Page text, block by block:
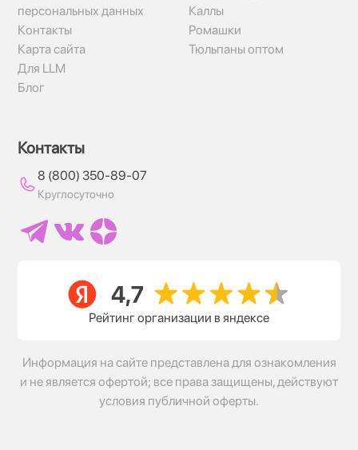
персональных данных
Контакты
Карта сайта
Для LLM
Блог
Каллы
Ромашки
Тюльпаны оптом
Контакты
8 (800) 350-89-07
Круглосуточно
Рейтинг организации в яндексе
Информация на сайте представлена для ознакомления
и не является офертой; все права защищены, действуют
условия публичной оферты.